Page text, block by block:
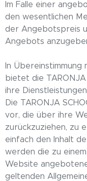
Im Falle einer
den wesentlichen
der Angebotspreis
Angebots
In
bietet die
ihre
Die TARONJA
vor, die über ihre
zurückzuziehen, zu
einfach den Inhalt
werden die zu
Website
geltenden